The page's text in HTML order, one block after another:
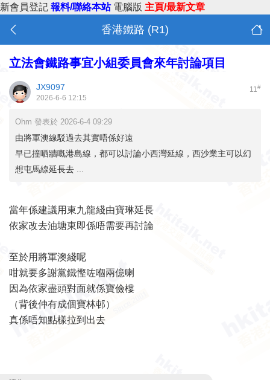
新會員登記 報料/聯絡本站 電腦版 主頁/最新文章
香港鐵路 (R1)
立法會鐵路事宜小組委員會來年討論項目
11#
JX9097
2026-6-6 12:15
Ohm 發表於 2026-6-4 09:29
由將軍澳線駁過去其實唔係好遠
早已撞哂牆嘅港島線，都可以討論小西灣延線，西沙業主可以幻
想屯馬線延長去 ...
當年係建議用東九龍綫由寶琳延長
依家改去油塘東即係唔需要再討論
至於用將軍澳綫呢
咁就要多謝黨鐵慳咗嗰兩億喇
因為依家盡頭對面就係寶儉樓
（背後仲有成個寶林邨）
真係唔知點樣拉到出去